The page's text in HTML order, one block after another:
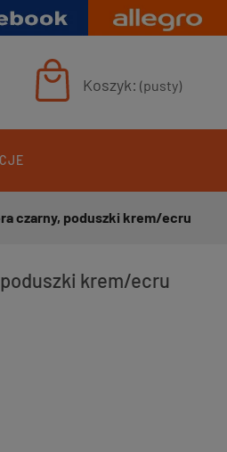
Koszyk: (pusty)
czarny, poduszki krem/ecru
krem/ecru